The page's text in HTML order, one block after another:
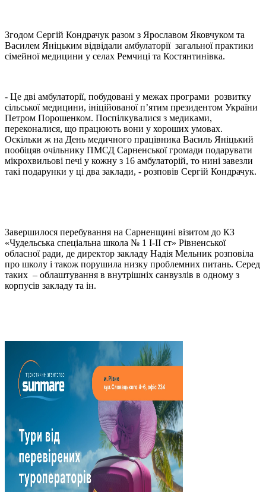
Згодом Сергій Кондрачук разом з Ярославом Яковчуком та
Василем Яніцьким відвідали амбулаторії загальної практики
сімейної медицини у селах Ремчиці та Костянтинівка.
- Це дві амбулаторії, побудовані у межах програми розвитку
сільської медицини, ініційованої п’ятим президентом України
Петром Порошенком. Поспілкувалися з медиками,
переконалися, що працюють вони у хороших умовах.
Оскільки ж на День медичного працівника Василь Яніцький
пообіцяв очільнику ПМСД Сарненської громади подарувати
мікрохвильові печі у кожну з 16 амбулаторій, то нині завезли
такі подарунки у ці два заклади, - розповів Сергій Кондрачук.
Завершилося перебування на Сарненщині візитом до КЗ
«Чудельська спеціальна школа № 1 І-ІІ ст» Рівненської
обласної ради, де директор закладу Надія Мельник розповіла
про школу і також порушила низку проблемних питань. Серед
таких – облаштування в внутрішніх санвузлів в одному з
корпусів закладу та ін.